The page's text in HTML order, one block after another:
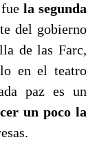
la segunda
del gobierno
de las Farc,
en el teatro
paz es un
un poco la